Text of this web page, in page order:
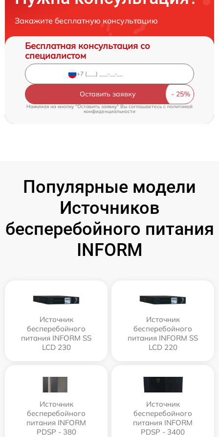
Закажите бесплатную консультацию
Бесплатная консультация со
специалистом
Оставить заявку
Нажимая на кнопку "Оставить заявку" Вы соглашаетесь cполитикой
конфиденциальности
Популярные модели
Источников
бесперебойного питания
INFORM
Источник
бесперебойного
питания INFORM SS
LCD 230
Источник
бесперебойного
питания INFORM SS
LCD 220
Источник
бесперебойного
питания INFORM
PDSP - 380
Источник
бесперебойного
питания INFORM
PDSP - 3400